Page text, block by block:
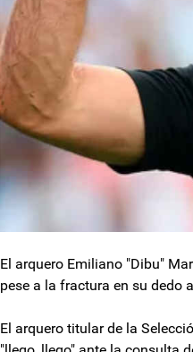
El arquero Emiliano "Dibu"
pese a la fractura en su dedo
El arquero titular de la